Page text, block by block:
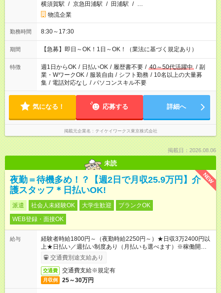
横須賀駅 / 京急田浦駅 / 田浦駅 / …
物流企業
勤務時間 8:30～17:30
期間 【急募】即日～OK！1日～OK！（業法に基づく規定あり）
特徴 週1日からOK / 日払いOK / 履歴書不要 / 40～50代活躍中 / 副
業・WワークOK / 服装自由 / シフト勤務 / 10名以上の大量募
集 / 電話対応なし / パソコンスキル不要
気になる！ 応募する 詳細へ
掲載元企業名 テイケイワークス東京株式会社
掲載日：2026.08.06
未読
NEW
夜勤＝待機多め！？【週2日で月収25.9万円】介
護スタッフ＊日払いOK!
派遣 社会人未経験OK 大学生歓迎
ブランクOK
WEB登録・面接OK
給与
経験者時給1800円～（夜勤時給2250円～）★日収3万2400円以
上★日払い／週払い制度あり（月払いも選べます）※稼働開始時
は手続き完了次第のお支払いとなります。
交通費別途支給あり
交通費 交通費支給※規定有
月収例 25～30万円